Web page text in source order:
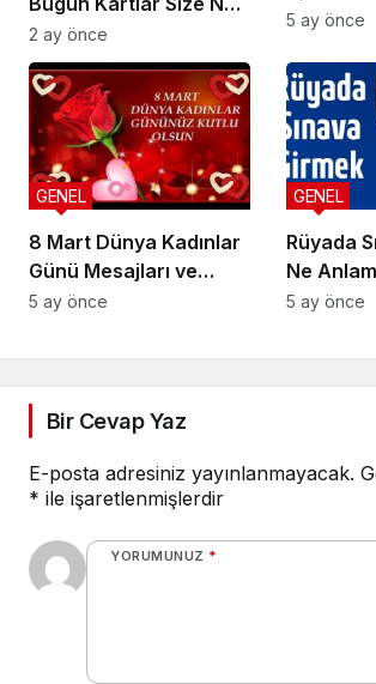
Söylüyor?
2 ay önce
5 ay önce
8 Mart Dünya Kadınlar
Günü Mesajları ve
Sözleri
GENEL
5 ay önce
Rüyada
Ne
GENEL
5 ay önce
Bir Cevap Yaz
E-posta adresiniz yayınlanmayacak.
* ile işaretlenmişlerdir
YORUMUNUZ *